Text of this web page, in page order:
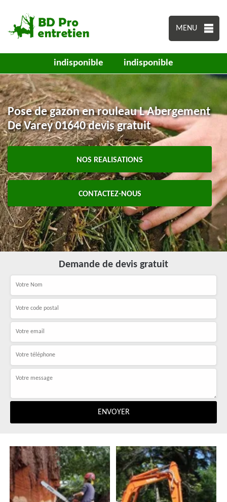
MENU
indisponible indisponible
Pose de gazon en rouleau L Abergement
De Varey 01640 devis gratuit
NOS REALISATIONS
CONTACTEZ-NOUS
Demande de devis gratuit